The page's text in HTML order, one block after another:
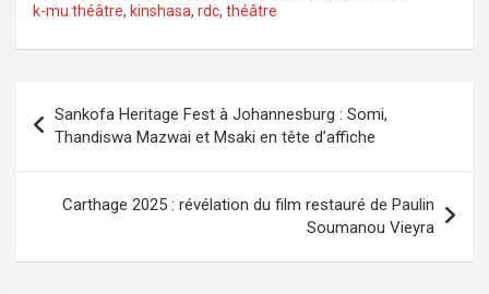
k-mu théâtre, kinshasa, rdc, théâtre
de
l’article
Sankofa Heritage Fest à Johannesburg : Somi,
Thandiswa Mazwai et Msaki en tête d’affiche
Carthage 2025 : révélation du film restauré de Paulin
Soumanou Vieyra